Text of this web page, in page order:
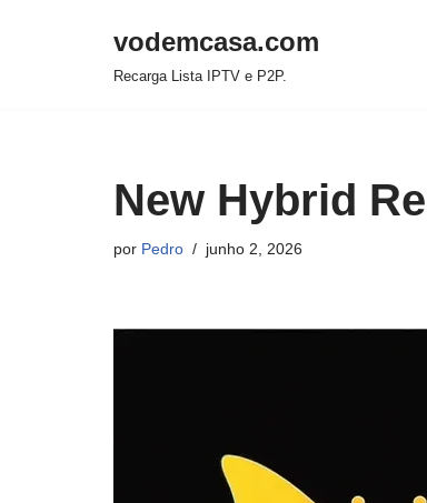
vodemcasa.com
Recarga Lista IPTV e P2P.
New Hybrid
por Pedro junho 2, 2026